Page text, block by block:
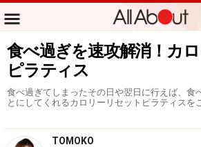
食べ過ぎを速攻解消！カ
ピラティス
食べ過ぎてしまったその日や翌日に行えば、食
とにしてくれるカロリーリセットピラティスを
TOMOKO